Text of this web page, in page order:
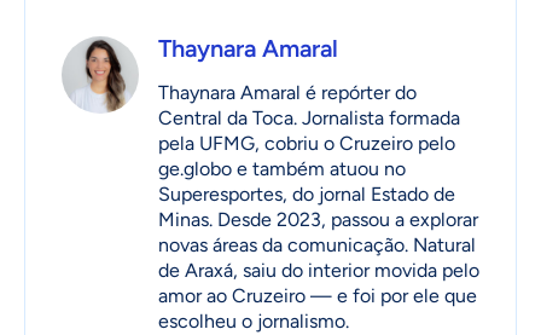
Thaynara Amaral
Thaynara Amaral é repórter do
Central da Toca. Jornalista formada
pela UFMG, cobriu o Cruzeiro pelo
ge.globo e também atuou no
Superesportes, do jornal Estado de
Minas. Desde 2023, passou a explorar
novas áreas da comunicação. Natural
de Araxá, saiu do interior movida pelo
amor ao Cruzeiro — e foi por ele que
escolheu o jornalismo.